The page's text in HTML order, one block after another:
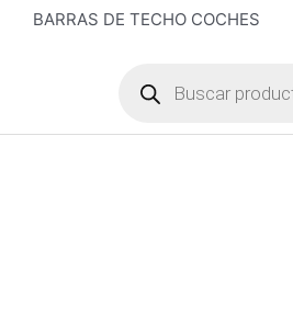
BARRAS DE TECHO COCHES
productos